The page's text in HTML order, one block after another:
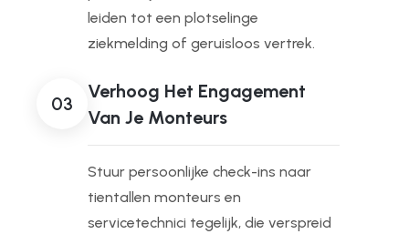
leiden tot een plotselinge
ziekmelding of geruisloos vertrek.
03
Verhoog Het Engagement
Van Je Monteurs
Stuur persoonlijke check-ins naar
tientallen monteurs en
servicetechnici tegelijk, die verspreid